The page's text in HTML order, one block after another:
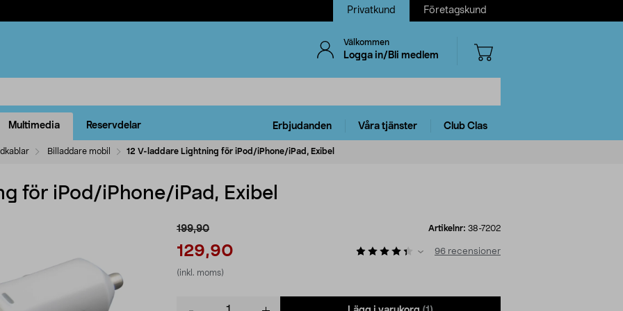
Privatkund Företagskund
Välkommen
Logga in/Bli medlem
Multimedia Reservdelar Erbjudanden Våra tjänster Club Clas
Billaddare mobil 12 V-laddare Lightning för iPod/iPhone/iPad, Exibel
för iPod/iPhone/iPad, Exibel
199,90
129,90
(inkl. moms)
Artikelnr: 38-7202
96 recensioner